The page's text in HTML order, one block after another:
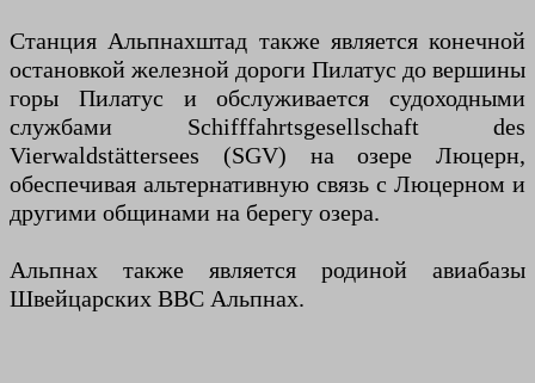
Станция Альпнахштад также является конечной
остановкой железной дороги Пилатус до вершины
горы Пилатус и обслуживается судоходными
службами Schifffahrtsgesellschaft des
Vierwaldstättersees (SGV) на озере Люцерн,
обеспечивая альтернативную связь с Люцерном и
другими общинами на берегу озера.
Альпнах также является родиной авиабазы
Швейцарских ВВС Альпнах.